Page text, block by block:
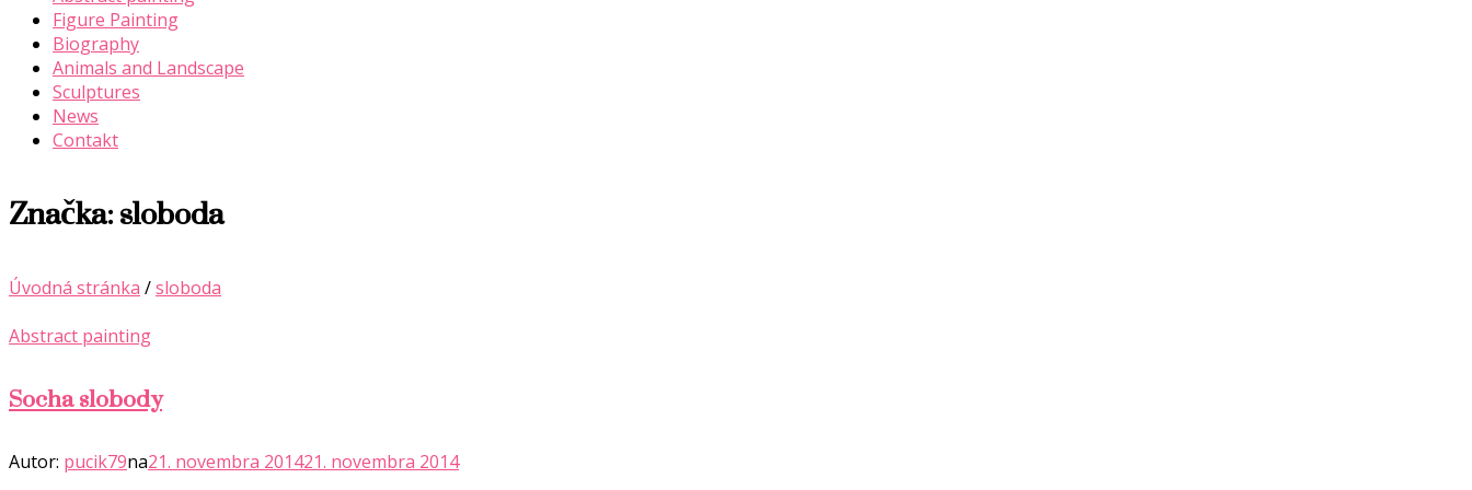
Figure Painting
Biography
Animals and Landscape
Sculptures
News
Contakt
Značka:sloboda
Úvodná stránka /sloboda
Abstract painting
Socha slobody
Autor: pucik79na21. novembra 201421. novembra 2014